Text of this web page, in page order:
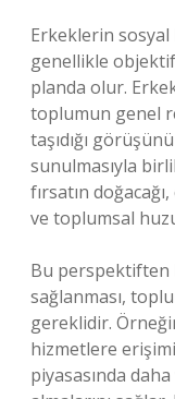
Erkeklerin sosyal
genellikle
planda olur.
toplumun genel
taşıdığı
sunulmasıyla
fırsatın
ve toplumsal
Bu perspektiften
sağlanması,
gereklidir.
hizmetlere
piyasasında